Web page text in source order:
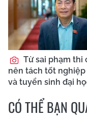
Từ sai phạm thi
nên tách tốt nghiệp
và tuyển sinh đại
CÓ THỂ BẠN